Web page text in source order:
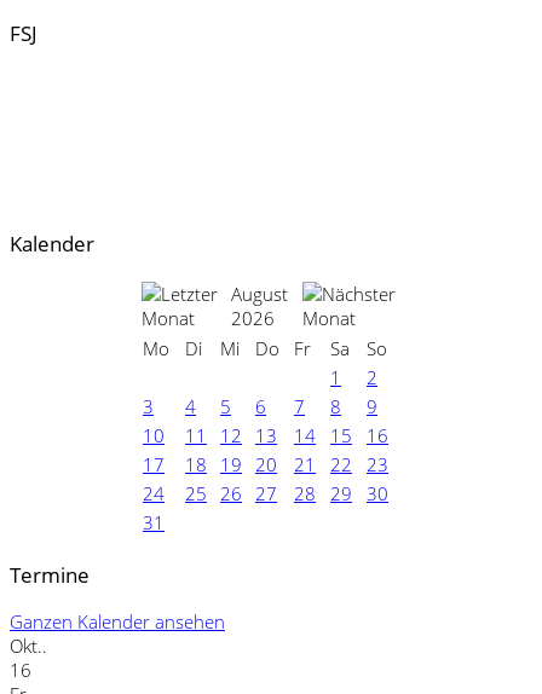
FSJ
Kalender
August
2026
Mo
Di Mi Do Fr Sa
So
1
2
3
4 5 6 7 8
9
10
11 12 13 14 15
16
17
18 19 20 21 22
23
24
25 26 27 28 29
30
31
Termine
Ganzen Kalender ansehen
Okt..
16